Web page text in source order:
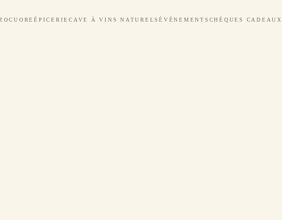
ÉPICERIECAVE À VINS NATURELSÉVÉNEMENTS CHÈQUES CADEAUX